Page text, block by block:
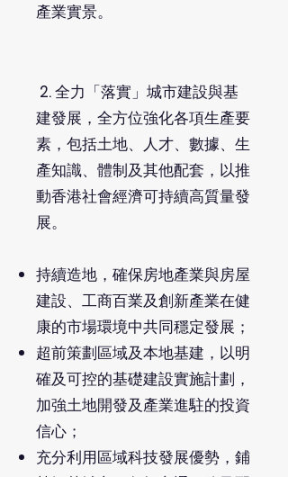
產業實景。
2.全力「落實」城市建設與基
建發展，全方位強化各項生產要
素，包括土地、人才、數據、生
產知識、體制及其他配套，以推
動香港社會經濟可持續高質量發
展。
持續造地，確保房地產業與房屋
建設、工商百業及創新產業在健
康的市場環境中共同穩定發展；
超前策劃區域及本地基建，以明
確及可控的基礎建設實施計劃，
加強土地開發及產業進駐的投資
信心；
充分利用區域科技發展優勢，鋪